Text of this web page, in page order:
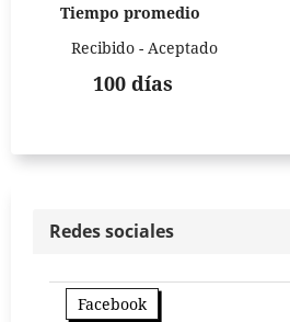
Tiempo promedio
Recibido - Aceptado
100 días
Redes sociales
Facebook